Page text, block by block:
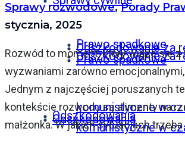
Odszkodowanie za
komunistyczne w
Odszkodowanie za
komunistyczne w
Prawo spadkowe
Odszkodowania
Prawo spadkowe
Odszkodowania
Sprawy rozwodowe,Porady
stycznia, 2025
Rozwód to moment, który wiąże się z
wyzwaniami zarówno
Jednym z najczęściej poruszanych
kontekście rozwodu są alimenty na
małżonka. W jakich sytuacjach trzeba